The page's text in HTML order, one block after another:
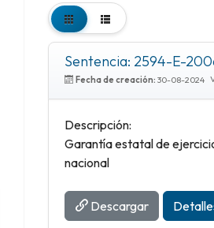
Sentencia: 2594-E-
Fecha de creación: 30-08-2024
Descripción:
Garantía estatal de
nacional
Descargar